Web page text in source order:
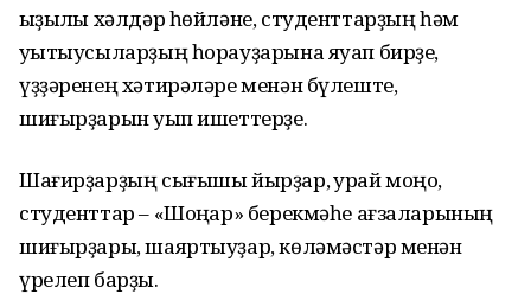
ҡыҙыҡлы хәлдәр һөйләне, студенттарҙың һәм
уҡытыусыларҙың һорауҙарына яуап бирҙе,
үҙҙәренең хәтирәләре менән бүлеште,
шиғырҙарын уҡып ишеттерҙе.
Шағирҙарҙың сығышы йырҙар, ҡурай моңо,
студенттар – «Шоңҡар» берекмәһе ағзаларының
шиғырҙары, шаяртыуҙар, көләмәстәр менән
үрелеп барҙы.